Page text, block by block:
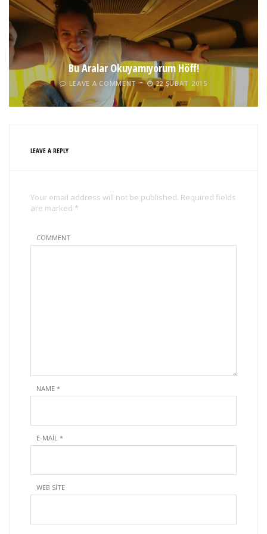
Bu Aralar Okuyamıyorum Höff!
LEAVE A COMMENT 22 ŞUBAT 2015
LEAVE A REPLY
Your email address will not be published. Required fields
are marked *
COMMENT
NAME *
E-MAIL *
WEB SITE